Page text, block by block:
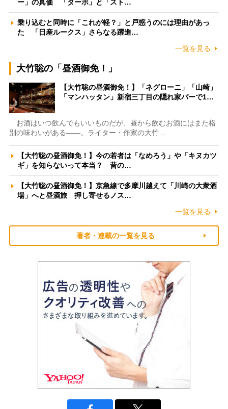
ー」の真価 「ターボ」と「スト…
乗り込むと同時に「これが軽？」と戸惑うのには理由があっ
た 「日産ルークス」さらなる躍進…
一覧を見る
大竹聡の「昼酒御免！」
【大竹聡の昼酒御免！】「ネグローニ」「山崎」
「マンハッタン」新宿三丁目の隠れ家バーで1…
お酒はいつ飲んでもいいものだが、昼から飲むお酒にはまた格
別の味わいがある――。ライター・作家の大竹…
【大竹聡の昼酒御免！】今の若者は「なめろう」や「キヌカツ
ギ」を知らないって本当？ 昔の…
【大竹聡の昼酒御免！】京急線で多摩川越えて「川崎の大衆酒
場」へと昼酒旅 押し寄せるノス…
一覧を見る
著者・連載の一覧を見る